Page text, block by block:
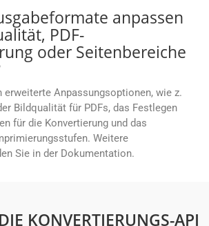
anpassen
PDF-
oder Seitenbereiche
erweiterte Anpassungsoptionen, wie z.
Bildqualität für PDFs, das Festlegen
für die Konvertierung und das
Weitere
Sie in der Dokumentation.
KONVERTIERUNGS-API